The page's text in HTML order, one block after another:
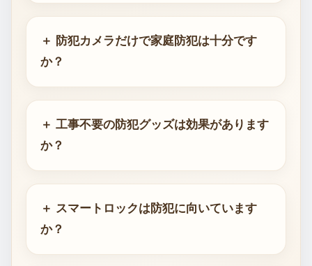
＋ 防犯カメラだけで家庭防犯は十分です
か？
＋ 工事不要の防犯グッズは効果があります
か？
＋ スマートロックは防犯に向いています
か？